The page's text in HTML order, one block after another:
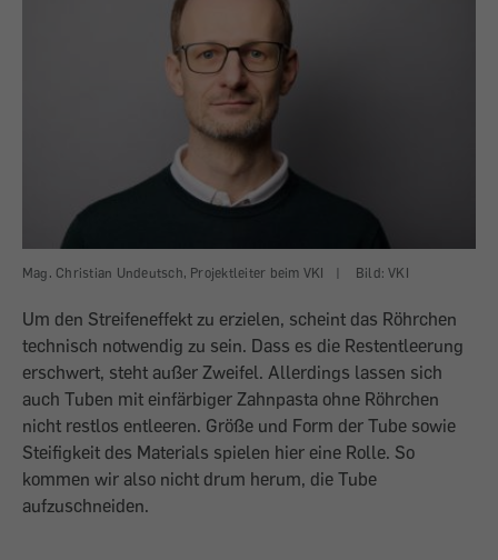
Mag. Christian Undeutsch, Projektleiter beim VKI | Bild: VKI
Um den Streifeneffekt zu erzielen, scheint das Röhrchen
technisch notwendig zu sein. Dass es die Restentleerung
erschwert, steht außer Zweifel. Allerdings lassen sich
auch Tuben mit einfärbiger Zahnpasta ohne Röhrchen
nicht restlos entleeren. Größe und Form der Tube sowie
Steifigkeit des Materials spielen hier eine Rolle. So
kommen wir also nicht drum herum, die Tube
aufzuschneiden.